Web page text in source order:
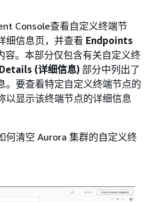
Console查看自定义终端节
细信息页，并查看 Endpoints
容。本部分仅包含有关自定义终
Details (详细信息) 部分中列出了
。要查看特定自定义终端节点的
以显示该终端节点的详细信息
何清空 Aurora 集群的自定义终